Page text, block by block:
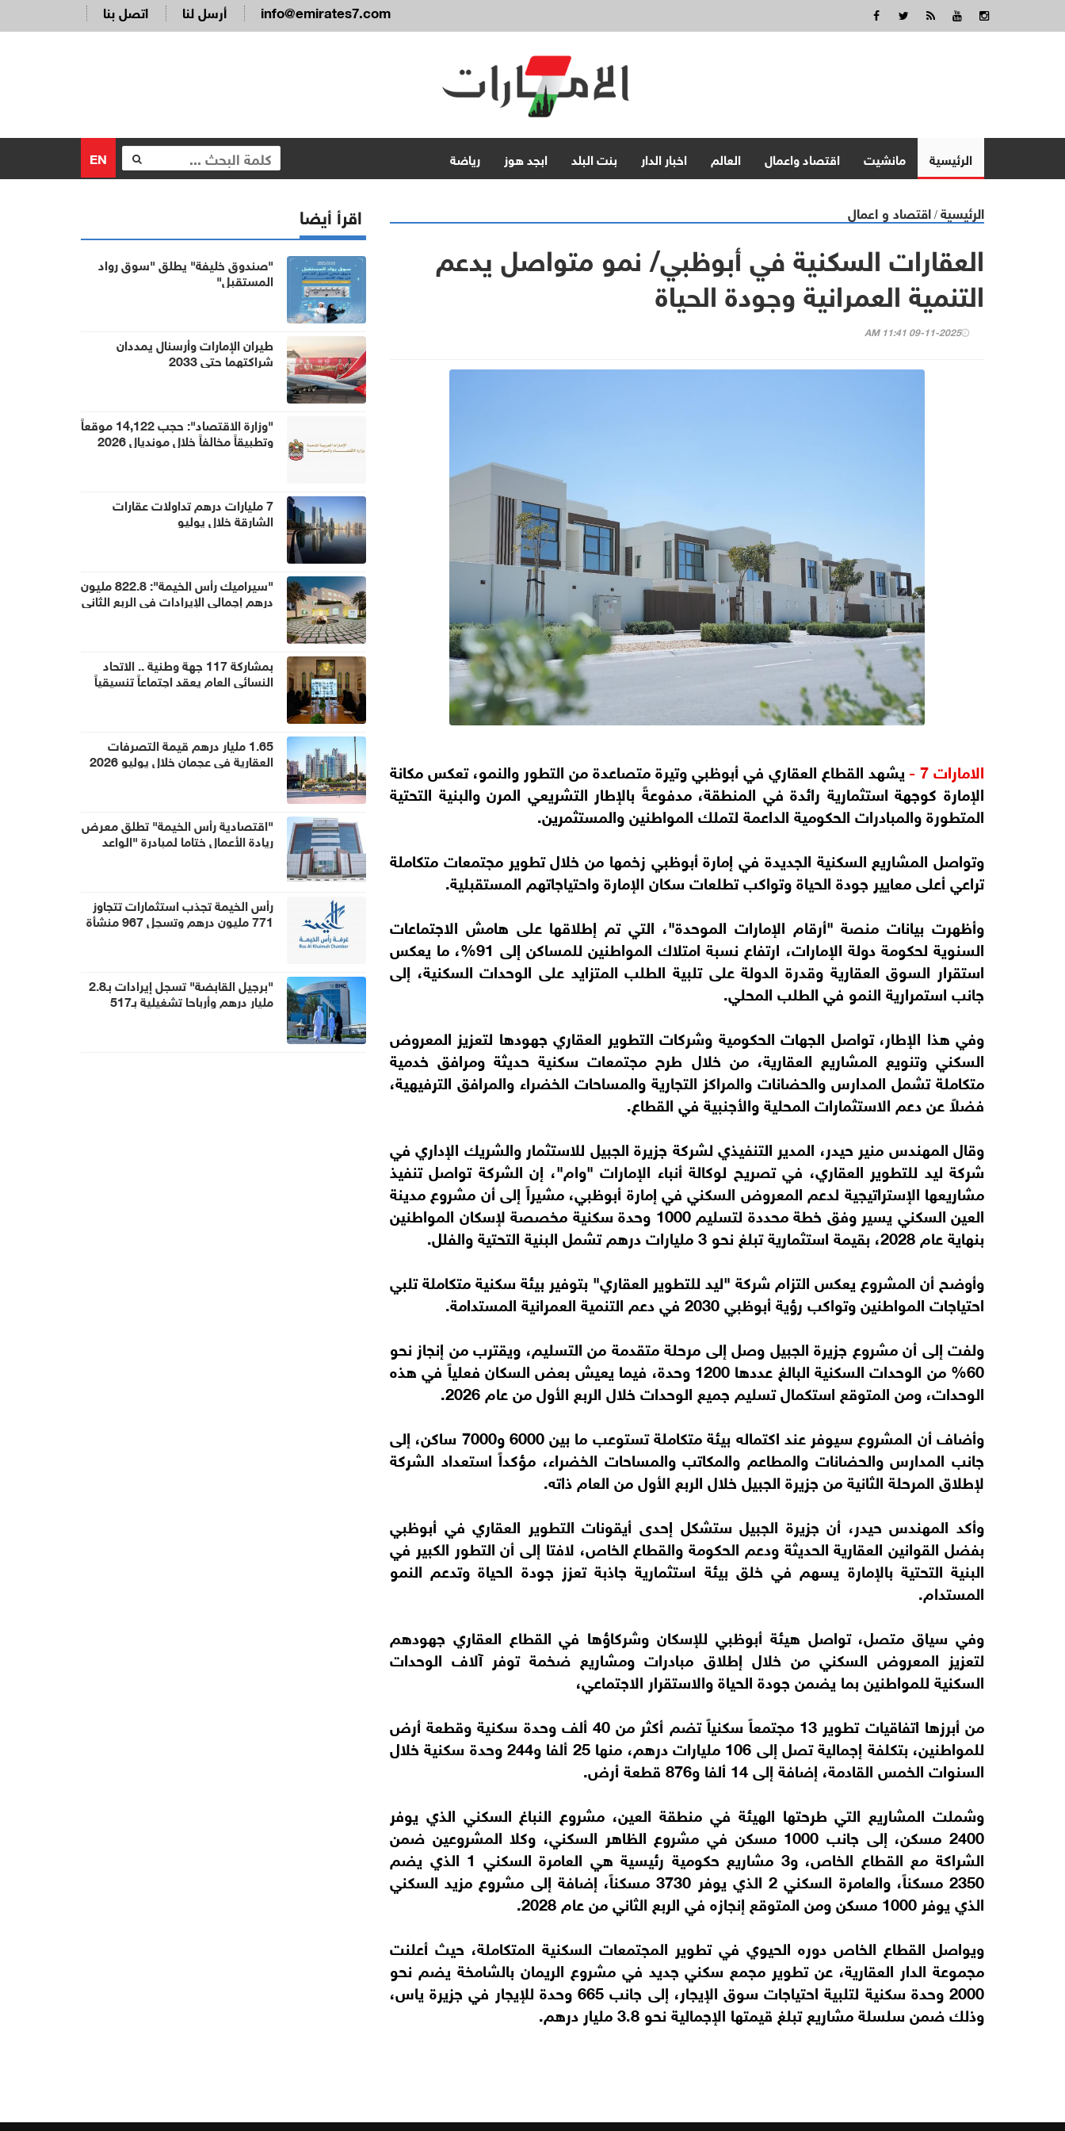
اتصل بنا أرسل لنا info@emirates7.com
الرئيسية مانشيت اقتصاد واعمال العالم اخبار الدار بنت البلد ابجد هوز رياضة EN
الرئيسية / اقتصاد و اعمال
العقارات السكنية في أبوظبي/ نمو متواصل يدعم
التنمية العمرانية وجودة الحياة
09-11-2025 11:41 AM
الامارات 7 -
يشهد القطاع العقاري في أبوظبي وتيرة متصاعدة من التطور والنمو، تعكس مكانة
الإمارة كوجهة استثمارية رائدة في المنطقة، مدفوعةً بالإطار التشريعي المرن والبنية التحتية
المتطورة والمبادرات الحكومية الداعمة لتملك المواطنين والمستثمرين.
وتواصل المشاريع السكنية الجديدة في إمارة أبوظبي زخمها من خلال تطوير مجتمعات متكاملة
تراعي أعلى معايير جودة الحياة وتواكب تطلعات سكان الإمارة واحتياجاتهم المستقبلية.
وأظهرت بيانات منصة "أرقام الإمارات الموحدة"، التي تم إطلاقها على هامش الاجتماعات
السنوية لحكومة دولة الإمارات، ارتفاع نسبة امتلاك المواطنين للمساكن إلى 91%، ما يعكس
استقرار السوق العقارية وقدرة الدولة على تلبية الطلب المتزايد على الوحدات السكنية، إلى
جانب استمرارية النمو في الطلب المحلي.
وفي هذا الإطار، تواصل الجهات الحكومية وشركات التطوير العقاري جهودها لتعزيز المعروض
السكني وتنويع المشاريع العقارية، من خلال طرح مجتمعات سكنية حديثة ومرافق خدمية
متكاملة تشمل المدارس والحضانات والمراكز التجارية والمساحات الخضراء والمرافق الترفيهية،
فضلاً عن دعم الاستثمارات المحلية والأجنبية في القطاع.
وقال المهندس منير حيدر، المدير التنفيذي لشركة جزيرة الجبيل للاستثمار والشريك الإداري في
شركة ليد للتطوير العقاري، في تصريح لوكالة أنباء الإمارات "وام"، إن الشركة تواصل تنفيذ
مشاريعها الإستراتيجية لدعم المعروض السكني في إمارة أبوظبي، مشيراً إلى أن مشروع مدينة
العين السكني يسير وفق خطة محددة لتسليم 1000 وحدة سكنية مخصصة لإسكان المواطنين
بنهاية عام 2028، بقيمة استثمارية تبلغ نحو 3 مليارات درهم تشمل البنية التحتية والفلل.
وأوضح أن المشروع يعكس التزام شركة "ليد للتطوير العقاري" بتوفير بيئة سكنية متكاملة تلبي
احتياجات المواطنين وتواكب رؤية أبوظبي 2030 في دعم التنمية العمرانية المستدامة.
ولفت إلى أن مشروع جزيرة الجبيل وصل إلى مرحلة متقدمة من التسليم، ويقترب من إنجاز نحو
60% من الوحدات السكنية البالغ عددها 1200 وحدة، فيما يعيش بعض السكان فعلياً في هذه
الوحدات، ومن المتوقع استكمال تسليم جميع الوحدات خلال الربع الأول من عام 2026.
وأضاف أن المشروع سيوفر عند اكتماله بيئة متكاملة تستوعب ما بين 6000 و7000 ساكن، إلى
جانب المدارس والحضانات والمطاعم والمكاتب والمساحات الخضراء، مؤكداً استعداد الشركة
لإطلاق المرحلة الثانية من جزيرة الجبيل خلال الربع الأول من العام ذاته.
وأكد المهندس حيدر، أن جزيرة الجبيل ستشكل إحدى أيقونات التطوير العقاري في أبوظبي
بفضل القوانين العقارية الحديثة ودعم الحكومة والقطاع الخاص، لافتا إلى أن التطور الكبير في
البنية التحتية بالإمارة يسهم في خلق بيئة استثمارية جاذبة تعزز جودة الحياة وتدعم النمو
المستدام.
وفي سياق متصل، تواصل هيئة أبوظبي للإسكان وشركاؤها في القطاع العقاري جهودهم
لتعزيز المعروض السكني من خلال إطلاق مبادرات ومشاريع ضخمة توفر آلاف الوحدات
السكنية للمواطنين بما يضمن جودة الحياة والاستقرار الاجتماعي،
من أبرزها اتفاقيات تطوير 13 مجتمعاً سكنياً تضم أكثر من 40 ألف وحدة سكنية وقطعة أرض
للمواطنين، بتكلفة إجمالية تصل إلى 106 مليارات درهم، منها 25 ألفا و244 وحدة سكنية خلال
السنوات الخمس القادمة، إضافة إلى 14 ألفا و876 قطعة أرض.
وشملت المشاريع التي طرحتها الهيئة في منطقة العين، مشروع النباغ السكني الذي يوفر
2400 مسكن، إلى جانب 1000 مسكن في مشروع الظاهر السكني، وكلا المشروعين ضمن
الشراكة مع القطاع الخاص، و3 مشاريع حكومية رئيسية هي العامرة السكني 1 الذي يضم
2350 مسكناً، والعامرة السكني 2 الذي يوفر 3730 مسكناً، إضافة إلى مشروع مزيد السكني
الذي يوفر 1000 مسكن ومن المتوقع إنجازه في الربع الثاني من عام 2028.
ويواصل القطاع الخاص دوره الحيوي في تطوير المجتمعات السكنية المتكاملة، حيث أعلنت
مجموعة الدار العقارية، عن تطوير مجمع سكني جديد في مشروع الريمان بالشامخة يضم نحو
2000 وحدة سكنية لتلبية احتياجات سوق الإيجار، إلى جانب 665 وحدة للإيجار في جزيرة ياس،
وذلك ضمن سلسلة مشاريع تبلغ قيمتها الإجمالية نحو 3.8 مليار درهم.
اقرأ أيضا
"صندوق خليفة" يطلق "سوق رواد
المستقبل"
طيران الإمارات وأرسنال يمددان
شراكتهما حتى 2033
"وزارة الاقتصاد": حجب 14,122 موقعاً
وتطبيقاً مخالفاً خلال مونديال 2026
7 مليارات درهم تداولات عقارات
الشارقة خلال يوليو
"سيراميك رأس الخيمة": 822.8 مليون
درهم إجمالي الإيرادات في الربع الثاني
بمشاركة 117 جهة وطنية .. الاتحاد
النسائي العام يعقد اجتماعاً تنسيقياً
1.65 مليار درهم قيمة التصرفات
العقارية في عجمان خلال يوليو 2026
"اقتصادية رأس الخيمة" تطلق معرض
ريادة الأعمال ختاما لمبادرة "الواعد
رأس الخيمة تجذب استثمارات تتجاوز
771 مليون درهم وتسجل 967 منشأة
"برجيل القابضة" تسجل إيرادات بـ2.8
مليار درهم وأرباحا تشغيلية بـ517